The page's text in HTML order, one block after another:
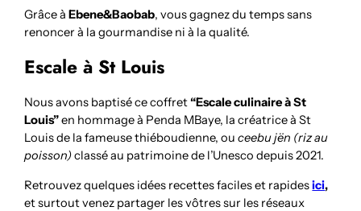
Grâce àEbene&Baobab, vous gagnez du temps sans
renoncer à la gourmandise ni à la qualité.
Escale à St Louis
Nous avons baptisé ce coffret“Escale culinaire à St
Louis”en hommage à Penda MBaye, la créatrice à St
Louis de la fameuse thiéboudienne, ouceebu jën (riz au
poisson)classé au patrimoine de l’Unesco depuis 2021.
Retrouvez quelques idées recettes faciles et rapidesici,
et surtout venez partager les vôtres sur les réseaux